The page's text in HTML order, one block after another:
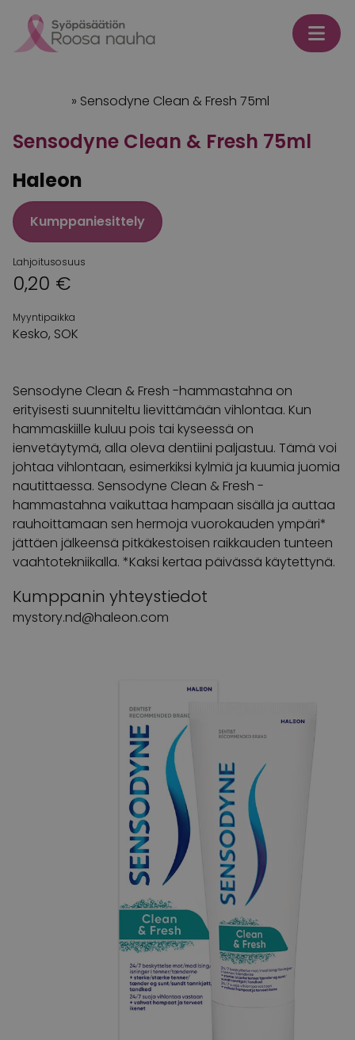
» Sensodyne Clean & Fresh 75ml
Sensodyne Clean & Fresh 75ml
Haleon
Kumppaniesittely
Lahjoitusosuus
0,20 €
Myyntipaikka
Kesko, SOK
Sensodyne Clean & Fresh -hammastahna on
erityisesti suunniteltu lievittämään vihlontaa. Kun
hammaskiille kuluu pois tai kyseessä on
ienvetäytymä, alla oleva dentiini paljastuu. Tämä voi
johtaa vihlontaan, esimerkiksi kylmiä ja kuumia juomia
nautittaessa. Sensodyne Clean & Fresh -
hammastahna vaikuttaa hampaan sisällä ja auttaa
rauhoittamaan sen hermoja vuorokauden ympäri*
jättäen jälkeensä pitkäkestoisen raikkauden tunteen
vaahtotekniikalla. *Kaksi kertaa päivässä käytettynä.
Kumppanin yhteystiedot
mystory.nd@haleon.com